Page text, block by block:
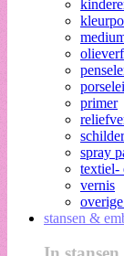
olieverf
primer
spray
textiel-
vernis
stansen &